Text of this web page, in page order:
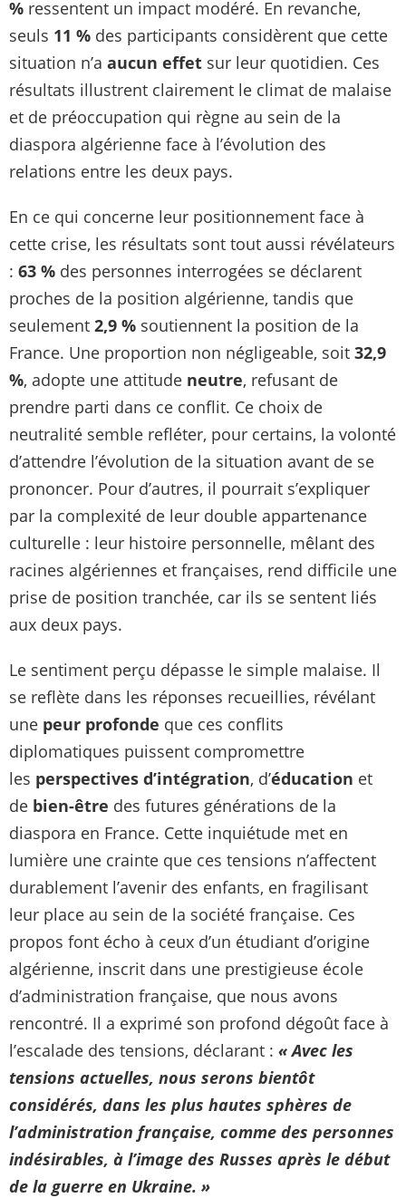
% ressentent un impact modéré. En revanche,
seuls 11 % des participants considèrent que cette
situation n’a aucun effet sur leur quotidien. Ces
résultats illustrent clairement le climat de malaise
et de préoccupation qui règne au sein de la
diaspora algérienne face à l’évolution des
relations entre les deux pays.
En ce qui concerne leur positionnement face à
cette crise, les résultats sont tout aussi révélateurs
: 63 % des personnes interrogées se déclarent
proches de la position algérienne, tandis que
seulement 2,9 % soutiennent la position de la
France. Une proportion non négligeable, soit 32,9
%, adopte une attitude neutre, refusant de
prendre parti dans ce conflit. Ce choix de
neutralité semble refléter, pour certains, la volonté
d’attendre l’évolution de la situation avant de se
prononcer. Pour d’autres, il pourrait s’expliquer
par la complexité de leur double appartenance
culturelle : leur histoire personnelle, mêlant des
racines algériennes et françaises, rend difficile une
prise de position tranchée, car ils se sentent liés
aux deux pays.
Le sentiment perçu dépasse le simple malaise. Il
se reflète dans les réponses recueillies, révélant
une peur profonde que ces conflits
diplomatiques puissent compromettre
les perspectives d’intégration, d’éducation et
de bien-être des futures générations de la
diaspora en France. Cette inquiétude met en
lumière une crainte que ces tensions n’affectent
durablement l’avenir des enfants, en fragilisant
leur place au sein de la société française. Ces
propos font écho à ceux d’un étudiant d’origine
algérienne, inscrit dans une prestigieuse école
d’administration française, que nous avons
rencontré. Il a exprimé son profond dégoût face à
l’escalade des tensions, déclarant : « Avec les
tensions actuelles, nous serons bientôt
considérés, dans les plus hautes sphères de
l’administration française, comme des personnes
indésirables, à l’image des Russes après le début
de la guerre en Ukraine. »